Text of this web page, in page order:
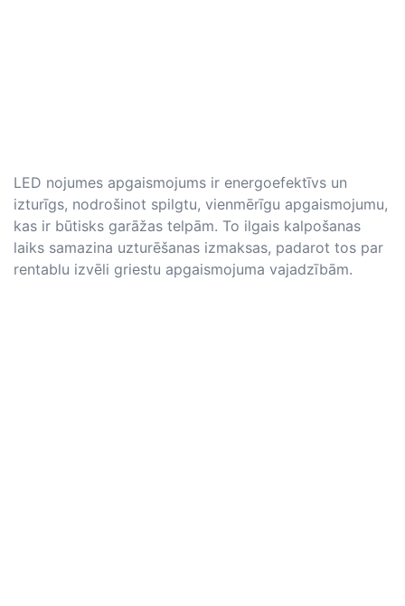
LED nojumes apgaismojums ir energoefektīvs un
izturīgs, nodrošinot spilgtu, vienmērīgu apgaismojumu,
kas ir būtisks garāžas telpām. To ilgais kalpošanas
laiks samazina uzturēšanas izmaksas, padarot tos par
rentablu izvēli griestu apgaismojuma vajadzībām.